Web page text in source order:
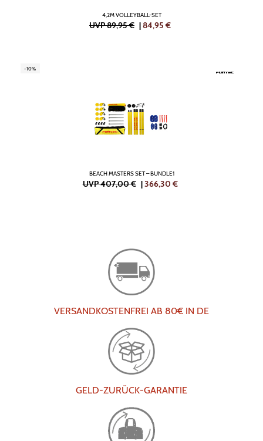
4,2M VOLLEYBALL-SET
UVP 89,95 € |84,95 €
-10%
BEACH MASTERS SET – BUNDLE1
UVP 407,00 € |366,30 €
VERSANDKOSTENFREI AB 80€ IN DE
GELD-ZURÜCK-GARANTIE